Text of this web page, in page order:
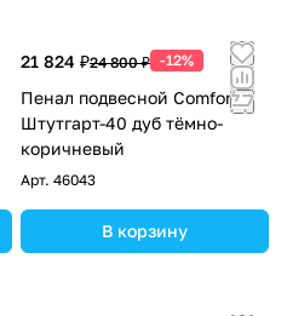
21 824 ₽24 800 ₽ -12%
Пенал подвесной Comforty
Штутгарт-40 дуб тёмно-
коричневый
Арт. 46043
В корзину